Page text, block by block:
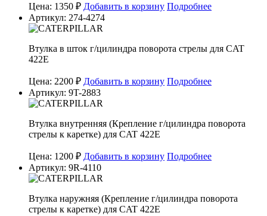
Цена: 1350 ₽ Добавить в корзину Подробнее
Артикул: 274-4274
Втулка в шток г/цилиндра поворота стрелы для CAT
422E
Цена: 2200 ₽ Добавить в корзину Подробнее
Артикул: 9T-2883
Втулка внутренняя (Крепление г/цилиндра поворота
стрелы к каретке) для CAT 422E
Цена: 1200 ₽ Добавить в корзину Подробнее
Артикул: 9R-4110
Втулка наружняя (Крепление г/цилиндра поворота
стрелы к каретке) для CAT 422E